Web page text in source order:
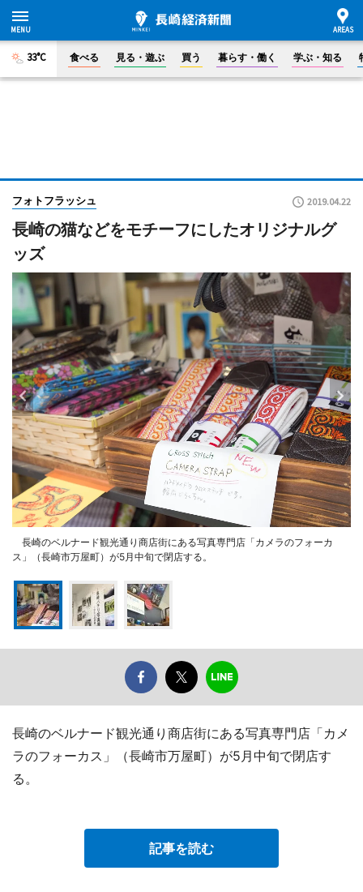
33°C 食べる 見る・遊ぶ 買う 暮らす・働く 学ぶ・知る
フォトフラッシュ 2019.04.22
長崎の猫などをモチーフにしたオリジナルグ
ッズ
長崎のベルナード観光通り商店街にある写真専門店「カメラのフォーカ
ス」（長崎市万屋町）が5月中旬で閉店する。
長崎のベルナード観光通り商店街にある写真専門店「カメ
ラのフォーカス」（長崎市万屋町）が5月中旬で閉店す
る。
記事を読む